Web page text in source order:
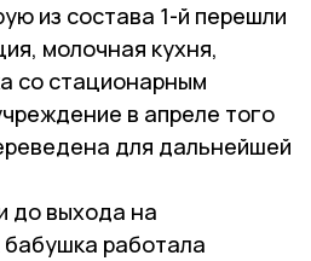
из состава 1-й перешли
молочная кухня,
со стационарным
в апреле того
для дальнейшей
до выхода на
работала